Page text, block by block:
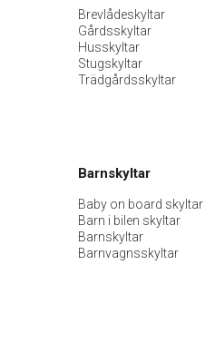
Brevlådeskyltar
Gårdsskyltar
Husskyltar
Stugskyltar
Trädgårdsskyltar
Barnskyltar
Baby on board skyltar
Barn i bilen skyltar
Barnskyltar
Barnvagnsskyltar